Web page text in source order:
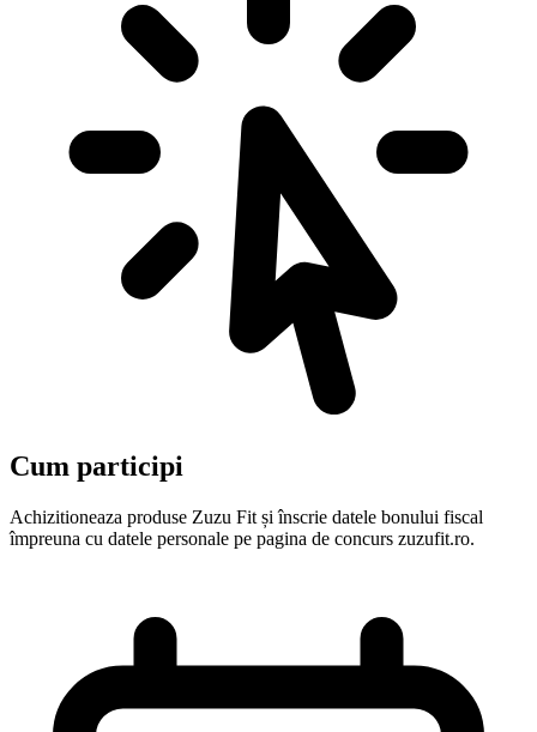
Cum participi
Achizitioneaza produse Zuzu Fit și înscrie datele bonului fiscal
împreuna cu datele personale pe pagina de concurs zuzufit.ro.